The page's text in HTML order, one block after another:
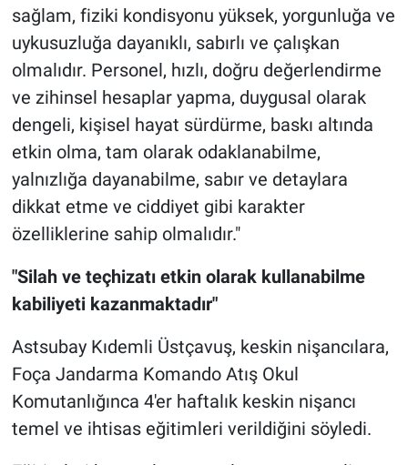
sağlam, fiziki kondisyonu yüksek, yorgunluğa ve
uykusuzluğa dayanıklı, sabırlı ve çalışkan
olmalıdır. Personel, hızlı, doğru değerlendirme
ve zihinsel hesaplar yapma, duygusal olarak
dengeli, kişisel hayat sürdürme, baskı altında
etkin olma, tam olarak odaklanabilme,
yalnızlığa dayanabilme, sabır ve detaylara
dikkat etme ve ciddiyet gibi karakter
özelliklerine sahip olmalıdır."
"Silah ve teçhizatı etkin olarak kullanabilme
kabiliyeti kazanmaktadır"
Astsubay Kıdemli Üstçavuş, keskin nişancılara,
Foça Jandarma Komando Atış Okul
Komutanlığınca 4'er haftalık keskin nişancı
temel ve ihtisas eğitimleri verildiğini söyledi.